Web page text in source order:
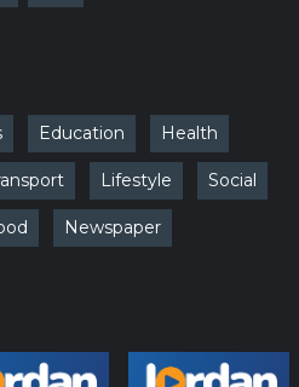
Education Health
Lifestyle Social
Newspaper